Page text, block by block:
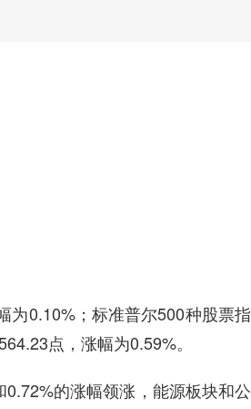
0.10%；标准普尔500种股票指
点，涨幅为0.59%。
的涨幅领涨，能源板块和公